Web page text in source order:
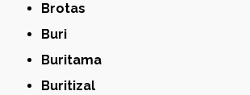
Brotas
Buri
Buritama
Buritizal